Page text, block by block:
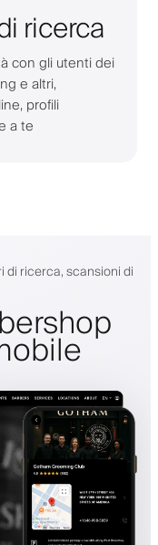
ricerca
con gli utenti dei
e altri,
profili
a te
di ricerca, scansioni di